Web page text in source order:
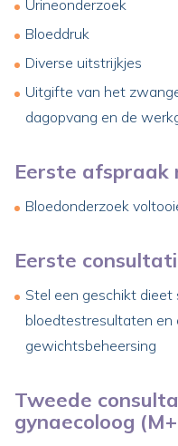
Urineonderzoek
Bloeddruk
Diverse uitstrijkjes
Uitgifte van het
dagopvang en de
Eerste
Bloedonderzoek
Eerste
Stel een geschikt dieet
bloedtestresultaten en
gewichtsbeheersing
Tweede
gynaecoloog